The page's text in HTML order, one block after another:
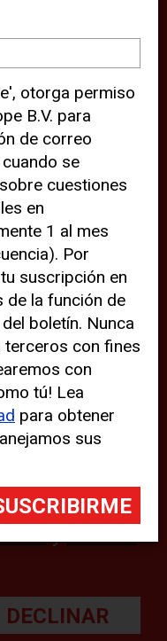
ofreciéndole
Estas
definen
y pueden
en
“Aceptar”,
con el
y de
experiencia
web. Si
de cookies
evitará que
su
sitio
el sitio
DECLINAR
otorga permiso
B.V. para
de correo
se
cuestiones
en
1 al mes
Por
suscripción en
de la función de
boletín. Nunca
con fines
con
tú! Lea
para obtener
sus